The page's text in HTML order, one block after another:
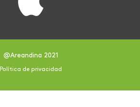
@Areandina 2021
Política de privacidad